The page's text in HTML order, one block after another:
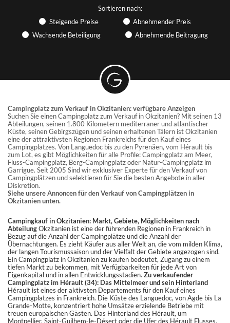
INFORMATIONEN
Finden Sie Artikel über das Hotelgewerbe und Outdoor-
DIE KUNDENBEWERTUNGEN FÜR
Finden Sie die Erfahrungsberichte unserer Kunden.
SOZIALE NETZWERKE
Folgen Sie GRAVITAO in den sozialen Netzwerken.
FINDE MEINEN
GESPRÄCHSPARTNER
Sortieren nach:
Steigende Preise
Abnehmender Preis
Wachsende Beteiligung
Abnehmende Beitragung
Campingplatz zum Verkauf in Okzitanien: verfügbare Anzeigen
Suchen Sie einen Campingplatz zum Verkauf in Okzitanien? Mit seinen 13
Abteilungen, seinen 1.800 Kilometern mediterraner und atlantischer
Küste, seinen Gebirgszügen und seinen erhaltenen Tälern ist Okzitanien
eine der attraktivsten Regionen Frankreichs für den Kauf eines
Campingplatzes. Von Languedoc bis zu den Pyrenäen, vom Hérault bis
zum Lot, es gibt Möglichkeiten für alle Profile: Campingplatz am Meer,
Fluss-Campingplatz, Berg-Campingplatz oder Natur-Campingplatz im
Garrigue. Seit 2005 Sind wir exklusiver Experte für den Verkauf von
Campingplätzen und selektieren für Sie die besten Angebote in aller
Diskretion.
Siehe unsere Annoncen für den Verkauf von Campingplätzen in
Okzitanien unten.
Campingkauf in Okzitanien: Markt, Gebiete, Möglichkeiten nach
AbteilungOkzitanien ist eine der führenden Regionen in Frankreich in
Bezug auf die Anzahl der Campingplätze und die Anzahl der
Übernachtungen. Es zieht Käufer aus aller Welt an, die vom milden Klima,
der langen Tourismussaison und der Vielfalt der Gebiete angezogen sind.
Ein Campingplatz in Okzitanien zu kaufen bedeutet, Zugang zu einem
tiefen Markt zu bekommen, mit Verfügbarkeiten für jede Art von
Eigenkapital und in allen Entwicklungsstadien. Zu verkaufender
Campingplatz im Hérault (34): Das Mittelmeer und sein Hinterland
Hérault ist eines der aktivsten Departements für den Kauf eines
Campingplatzes in Frankreich. Die Küste des Languedoc, von Agde bis La
Grande-Motte, konzentriert hohe Umsätze erzielende Betriebe mit
treuen europäischen Gästen. Das Hinterland des Hérault, um
Montpellier, Saint-Guilhem-le-Désert oder die Ufer des Hérault Flusses,